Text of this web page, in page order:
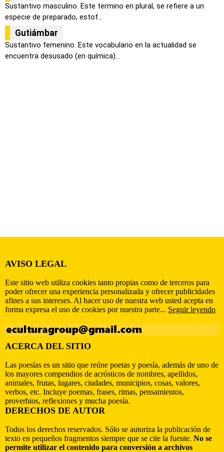
Sustantivo masculino. Este termino en plural, se refiere a un
especie de preparado, estof...
Gutiámbar
Sustantivo femenino. Este vocabulario en la actualidad se
encuentra desusado (en química)...
AVISO LEGAL
Este sitio web utiliza cookies tanto propias como de terceros para
poder ofrecer una experiencia personalizada y ofrecer publicidades
afines a sus intereses. Al hacer uso de nuestra web usted acepta en
forma expresa el uso de cookies por nuestra parte... Seguir leyendo
ACERCA DEL SITIO
Las poesías es un sitio que reúne poetas y poesía, además de uno de
los mayores compendios de acrósticos de nombres, apellidos,
animales, frutas, lugares, ciudades, municipios, cosas, valores,
verbos, etc. Incluye poemas, frases, rimas, pensamientos,
proverbios, reflexiones y mucha poesía.
DERECHOS DE AUTOR
Todos los derechos reservados. Sólo se autoriza la publicación de
texto en pequeños fragmentos siempre que se cite la fuente. No se
permite utilizar el contenido para conversión a archivos